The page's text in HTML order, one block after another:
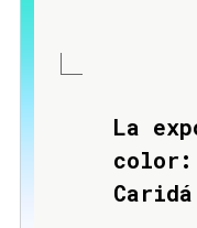
La
color: